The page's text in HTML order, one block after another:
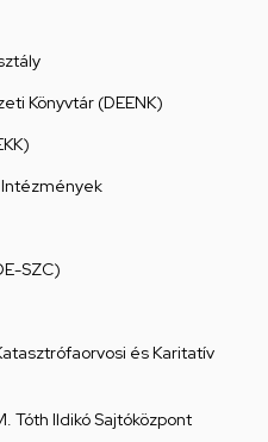
Könyvtár (DEENK)
SZC)
és Karitatív
Tóth Ildikó Sajtóközpont